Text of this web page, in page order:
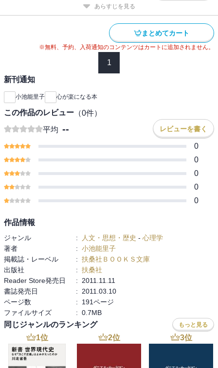
あらすじを見る
まとめてカート
※無料、予約、入荷通知のコンテンツはカートに追加されません。
1
新刊通知
小池能里子 心が楽になる本
この作品のレビュー （0件）
平均 -- レビューを書く
0
0
0
0
0
作品情報
ジャンル : 人文・思想・歴史 - 心理学
著者
: 小池能里子
掲載誌・レーベル
: 扶桑社ＢＯＯＫＳ文庫
出版社
: 扶桑社
Reader Store発売日
:
2011.11.11
書誌発売日
:
2011.03.10
ページ数
:
191ページ
ファイルサイズ
: 0.7MB
同じジャンルのランキング もっと見る
1位 2位 3位